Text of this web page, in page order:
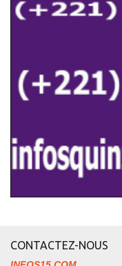
CONTACTEZ-NOUS